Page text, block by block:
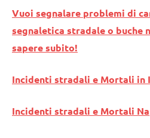
Vuoi segnalare problemi di
segnaletica stradale o buche
sapere subito!
Incidenti stradali e Mortali in
Incidenti stradali e Mortali